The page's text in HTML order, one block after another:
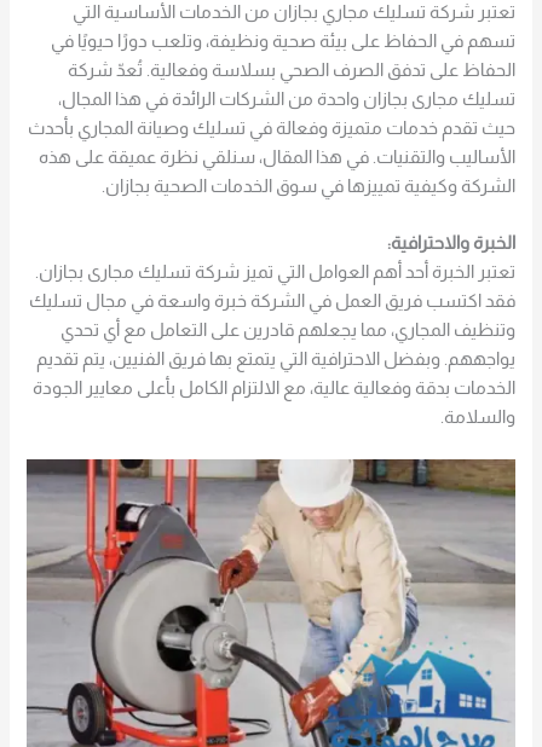
تعتبر شركة تسليك مجاري بجازان من الخدمات الأساسية التي
تسهم في الحفاظ على بيئة صحية ونظيفة، وتلعب دورًا حيويًا في
الحفاظ على تدفق الصرف الصحي بسلاسة وفعالية. تُعدّ شركة
تسليك مجارى بجازان واحدة من الشركات الرائدة في هذا المجال،
حيث تقدم خدمات متميزة وفعالة في تسليك وصيانة المجاري بأحدث
الأساليب والتقنيات. في هذا المقال، سنلقي نظرة عميقة على هذه
الشركة وكيفية تمييزها في سوق الخدمات الصحية بجازان.
الخبرة والاحترافية:
تعتبر الخبرة أحد أهم العوامل التي تميز شركة تسليك مجارى بجازان.
فقد اكتسب فريق العمل في الشركة خبرة واسعة في مجال تسليك
وتنظيف المجاري، مما يجعلهم قادرين على التعامل مع أي تحدي
يواجههم. وبفضل الاحترافية التي يتمتع بها فريق الفنيين، يتم تقديم
الخدمات بدقة وفعالية عالية، مع الالتزام الكامل بأعلى معايير الجودة
والسلامة.